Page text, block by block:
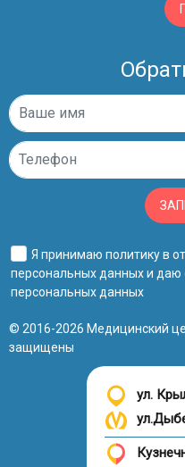
Я принимаю политику в
персональных данныхи даю
персональных данных
© 2016-2026 Медицинский
защищены
ул.